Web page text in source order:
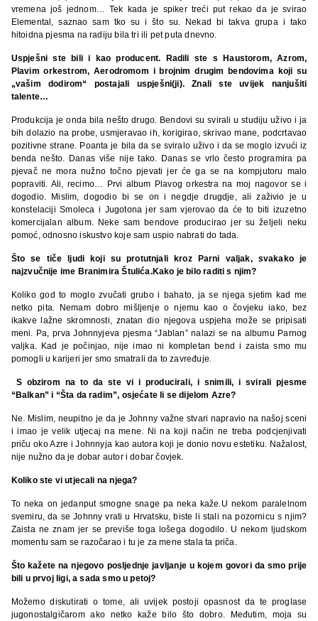
vremena još jednom… Tek kada je spiker treći put rekao da je svirao
Elemental, saznao sam tko su i što su. Nekad bi takva grupa i tako
hitoidna pjesma na radiju bila tri ili pet puta dnevno.
Uspješni ste bili i kao producent. Radili ste s Haustorom, Azrom,
Plavim orkestrom, Aerodromom i brojnim drugim bendovima koji su
„vašim dodirom“ postajali uspješni(ji). Znali ste uvijek nanjušiti
talente…
Produkcija je onda bila nešto drugo. Bendovi su svirali u studiju uživo i ja
bih dolazio na probe, usmjeravao ih, korigirao, skrivao mane, podcrtavao
pozitivne strane. Poanta je bila da se sviralo uživo i da se moglo izvući iz
benda nešto. Danas više nije tako. Danas se vrlo često programira pa
pjevač ne mora nužno točno pjevati jer će ga se na kompjutoru malo
popraviti. Ali, recimo… Prvi album Plavog orkestra na moj nagovor se i
dogodio. Mislim, dogodio bi se on i negdje drugdje, ali zaživio je u
konstelaciji Smoleca i Jugotona jer sam vjerovao da će to biti izuzetno
komercijalan album. Neke sam bendove producirao jer su željeli neku
pomoć, odnosno iskustvo koje sam uspio nabrati do tada.
Što se tiče ljudi koji su protutnjali kroz Parni valjak, svakako je
najzvučnije ime Branimira Štulića.Kako je bilo raditi s njim?
Koliko god to moglo zvučati grubo i bahato, ja se njega sjetim kad me
netko pita. Nemam dobro mišljenje o njemu kao o čovjeku iako, bez
ikakve lažne skromnosti, znatan dio njegova uspjeha može se pripisati
meni. Pa, prva Johnnyjeva pjesma “Jablan” nalazi se na albumu Parnog
valjka. Kad je počinjao, nije imao ni kompletan bend i zaista smo mu
pomogli u karijeri jer smo smatrali da to zavređuje.
S obzirom na to da ste vi i producirali, i snimili, i svirali pjesme
“Balkan” i “Šta da radim”, osjećate li se dijelom Azre?
Ne. Mislim, neupitno je da je Johnny važne stvari napravio na našoj sceni
i imao je velik utjecaj na mene. Ni na koji način ne treba podcjenjivati
priču oko Azre i Johnnyja kao autora koji je donio novu estetiku. Nažalost,
nije nužno da je dobar autor i dobar čovjek.
Koliko ste vi utjecali na njega?
To neka on jedanput smogne snage pa neka kaže.U nekom paralelnom
svemiru, da se Johnny vrati u Hrvatsku, biste li stali na pozornicu s njim?
Zaista ne znam jer se previše toga lošega dogodilo. U nekom ljudskom
momentu sam se razočarao i tu je za mene stala ta priča.
Što kažete na njegovo posljednje javljanje u kojem govori da smo prije
bili u prvoj ligi, a sada smo u petoj?
Možemo diskutirati o tome, ali uvijek postoji opasnost da te proglase
jugonostalgičarom ako netko kaže bilo što dobro. Međutim, moja su